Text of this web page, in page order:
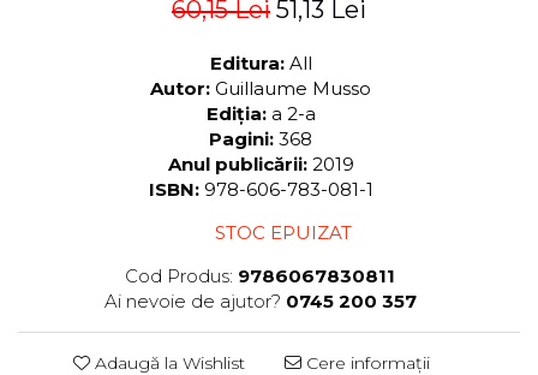
60,15 Lei 51,13 Lei
Editura: All
Autor: Guillaume Musso
Ediția: a 2-a
Pagini: 368
Anul publicării: 2019
ISBN: 978-606-783-081-1
STOC EPUIZAT
Cod Produs: 9786067830811
Ai nevoie de ajutor? 0745 200 357
Adaugă la Wishlist Cere informații